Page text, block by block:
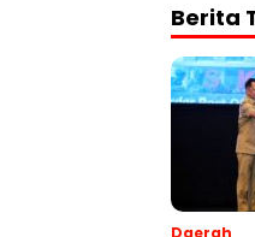
Berita
Daerah